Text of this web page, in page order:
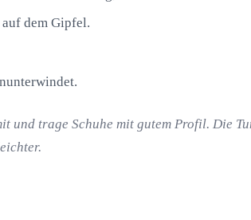
dem Gipfel.
und trage Schuhe mit gutem Profil. Die